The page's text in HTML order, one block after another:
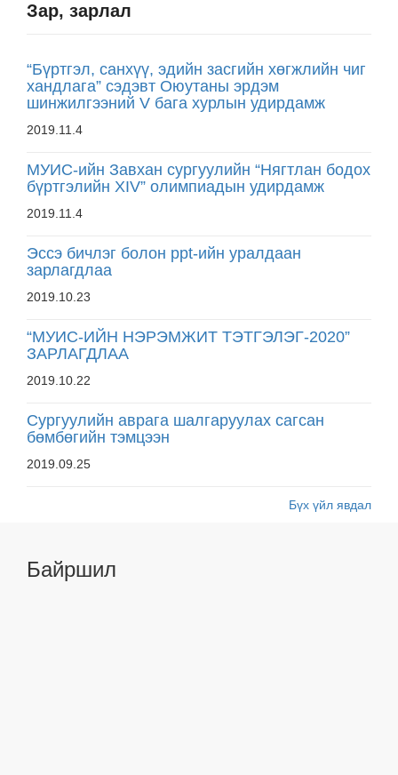
Зар, зарлал
“Бүртгэл, санхүү, эдийн засгийн хөгжлийн чиг
хандлага” сэдэвт Оюутаны эрдэм
шинжилгээний V бага хурлын удирдамж
2019.11.4
МУИС-ийн Завхан сургуулийн “Нягтлан бодох
бүртгэлийн XIV” олимпиадын удирдамж
2019.11.4
Эссэ бичлэг болон ppt-ийн уралдаан
зарлагдлаа
2019.10.23
“МУИС-ИЙН НЭРЭМЖИТ ТЭТГЭЛЭГ-2020”
ЗАРЛАГДЛАА
2019.10.22
Сургуулийн аврага шалгаруулах сагсан
бөмбөгийн тэмцээн
2019.09.25
Бүх үйл явдал
Байршил